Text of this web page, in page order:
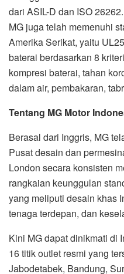
Tentang MG Motor
Berasal dari Inggris, MG
Pusat desain dan
London secara konsisten
rangkaian keunggulan
yang meliputi desain khas
tenaga terdepan, dan
Kini MG dapat dinikmati di
16 titik outlet resmi yang
Jabodetabek, Bandung,
Manado dan menyusul
Indonesia.
Untuk informasi lebih lanjut
silakan kunjungi:
FB: MG Motor Indonesia